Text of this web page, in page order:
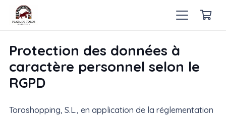
Protection des données à
caractère personnel selon le
RGPD
Toroshopping, S.L., en application de la réglementation